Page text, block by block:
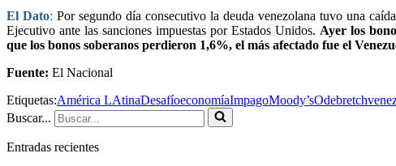
El Dato: Por segundo día consecutivo la deuda venezolana tuvo una
Ejecutivo ante las sanciones impuestas por Estados Unidos. Ayer los
que los bonos soberanos perdieron 1,6%, el más afectado fue el
Fuente: El Nacional
Etiquetas:América LAtinaDesafíoeconomíaImpagoMoody’sOdebretch
Buscar...
Entradas recientes